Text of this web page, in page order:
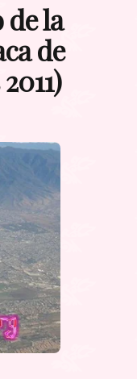
la
de